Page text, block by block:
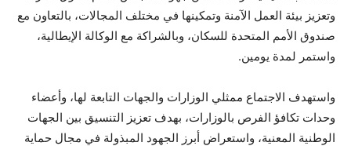
وتعزيز بيئة العمل الآمنة وتمكينها في مختلف المجالات، بالتعاون مع
صندوق الأمم المتحدة للسكان، وبالشراكة مع الوكالة الإيطالية،
واستمر لمدة يومين.
واستهدف الاجتماع ممثلي الوزارات والجهات التابعة لها، وأعضاء
وحدات تكافؤ الفرص بالوزارات، بهدف تعزيز التنسيق بين الجهات
الوطنية المعنية، واستعراض أبرز الجهود المبذولة في مجال حماية